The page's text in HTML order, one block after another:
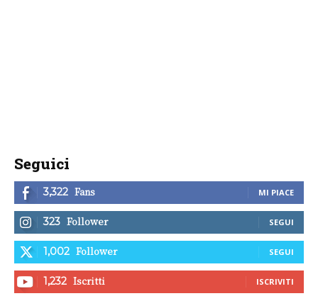
Seguici
3,322 Fans MI PIACE
323 Follower SEGUI
1,002 Follower SEGUI
1,232 Iscritti ISCRIVITI